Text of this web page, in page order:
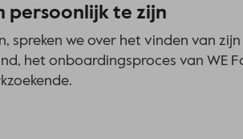
persoonlijk te zijn
spreken we over het vinden van
het onboardingsproces van WE